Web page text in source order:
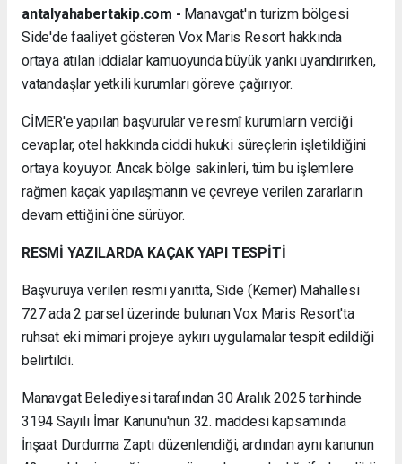
antalyahabertakip.com - Manavgat'ın turizm bölgesi
Side'de faaliyet gösteren Vox Maris Resort hakkında
ortaya atılan iddialar kamuoyunda büyük yankı uyandırırken,
vatandaşlar yetkili kurumları göreve çağırıyor.
CİMER'e yapılan başvurular ve resmî kurumların verdiği
cevaplar, otel hakkında ciddi hukuki süreçlerin işletildiğini
ortaya koyuyor. Ancak bölge sakinleri, tüm bu işlemlere
rağmen kaçak yapılaşmanın ve çevreye verilen zararların
devam ettiğini öne sürüyor.
RESMİ YAZILARDA KAÇAK YAPI TESPİTİ
Başvuruya verilen resmi yanıtta, Side (Kemer) Mahallesi
727 ada 2 parsel üzerinde bulunan Vox Maris Resort'ta
ruhsat eki mimari projeye aykırı uygulamalar tespit edildiği
belirtildi.
Manavgat Belediyesi tarafından 30 Aralık 2025 tarihinde
3194 Sayılı İmar Kanunu'nun 32. maddesi kapsamında
İnşaat Durdurma Zaptı düzenlendiği, ardından aynı kanunun